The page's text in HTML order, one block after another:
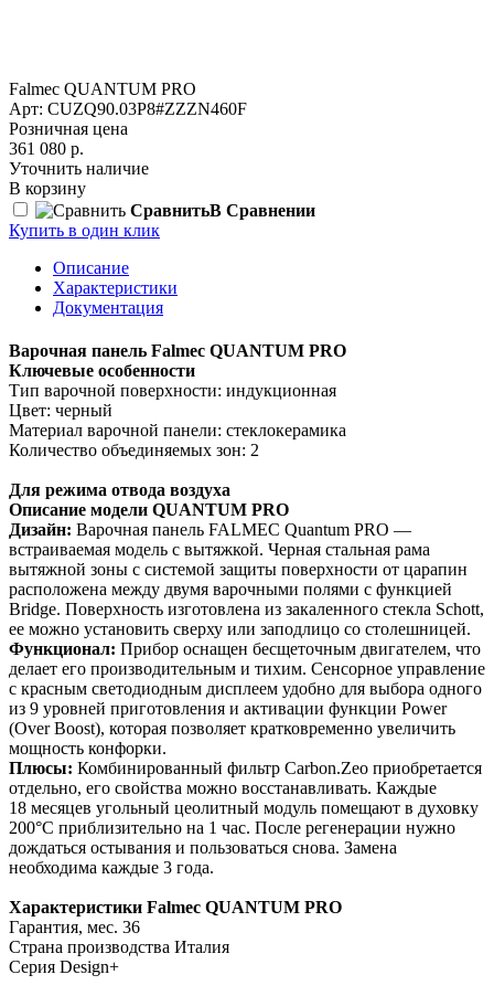
Falmec QUANTUM PRO
Арт: CUZQ90.03P8#ZZZN460F
Розничная цена
361 080 р.
Уточнить наличие
В корзину
СравнитьВ Сравнении
Купить в один клик
Описание
Характеристики
Документация
Варочная панель Falmec QUANTUM PRO
Ключевые особенности
Тип варочной поверхности: индукционная
Цвет: черный
Материал варочной панели: стеклокерамика
Количество объединяемых зон: 2
Для режима отвода воздуха
Описание модели QUANTUM PRO
Дизайн: Варочная панель FALMEC Quantum PRO —
встраиваемая модель с вытяжкой. Черная стальная рама
вытяжной зоны с системой защиты поверхности от царапин
расположена между двумя варочными полями с функцией
Bridge. Поверхность изготовлена из закаленного стекла Schott,
ее можно установить сверху или заподлицо со столешницей.
Функционал: Прибор оснащен бесщеточным двигателем, что
делает его производительным и тихим. Сенсорное управление
с красным светодиодным дисплеем удобно для выбора одного
из 9 уровней приготовления и активации функции Power
(Over Boost), которая позволяет кратковременно увеличить
мощность конфорки.
Плюсы: Комбинированный фильтр Carbon.Zeo приобретается
отдельно, его свойства можно восстанавливать. Каждые
18 месяцев угольный цеолитный модуль помещают в духовку
200°C приблизительно на 1 час. После регенерации нужно
дождаться остывания и пользоваться снова. Замена
необходима каждые 3 года.
Характеристики Falmec QUANTUM PRO
Гарантия, мес. 36
Страна производства Италия
Серия Design+